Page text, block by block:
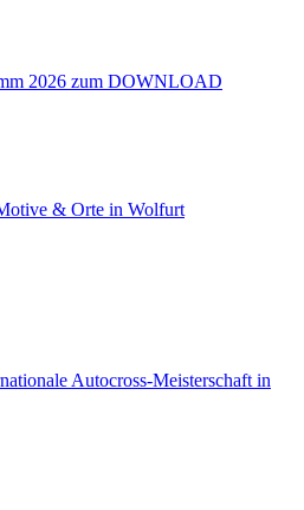
2026 zum DOWNLOAD
& Orte in Wolfurt
Autocross-Meisterschaft in